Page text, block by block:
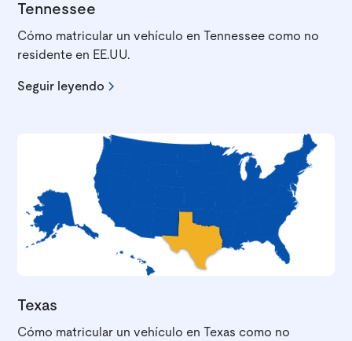
Tennessee
Cómo matricular un vehículo en Tennessee como no
residente en EE.UU.
Seguir leyendo
Texas
Cómo matricular un vehículo en Texas como no